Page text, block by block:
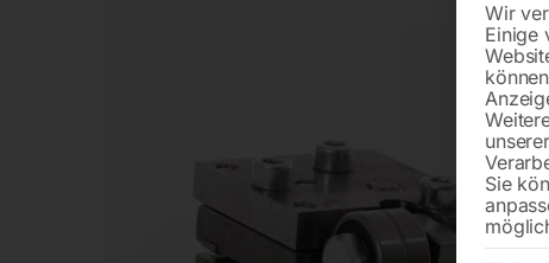
Wir
Einige
unserer
Sie